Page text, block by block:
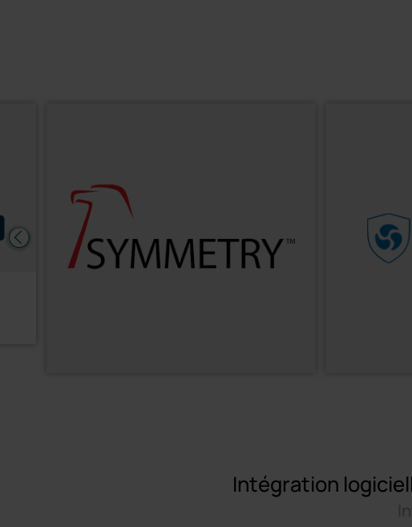
Intégration